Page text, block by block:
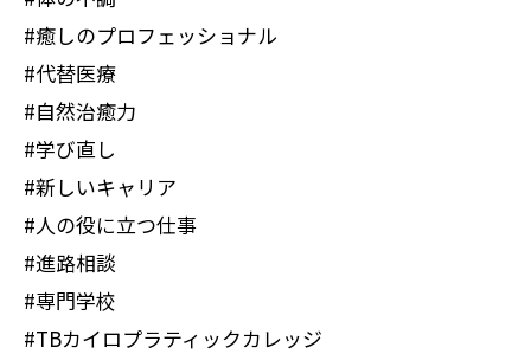
#癒しのプロフェッショナル
#代替医療
#自然治癒力
#学び直し
#新しいキャリア
#人の役に立つ仕事
#進路相談
#専門学校
#TBカイロプラティックカレッジ